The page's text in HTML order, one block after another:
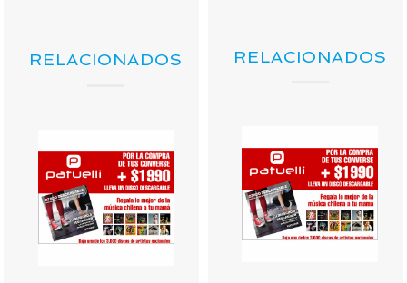
RELACIONADOS
RELACIONADOS